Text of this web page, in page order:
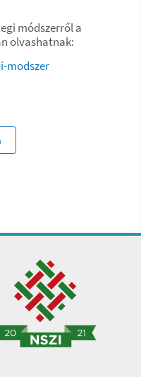
módszerről a
olvashatnak:
modszer